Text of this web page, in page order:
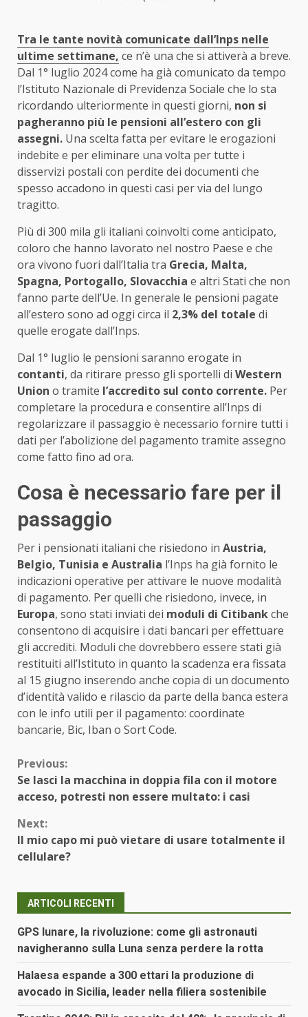
Tra le tante novità comunicate dall’Inps nelle
ultime settimane, ce n’è una che si attiverà a breve.
Dal 1° luglio 2024 come ha già comunicato da tempo
l’Istituto Nazionale di Previdenza Sociale che lo sta
ricordando ulteriormente in questi giorni, non si
pagheranno più le pensioni all’estero con gli
assegni. Una scelta fatta per evitare le erogazioni
indebite e per eliminare una volta per tutte i
disservizi postali con perdite dei documenti che
spesso accadono in questi casi per via del lungo
tragitto.
Più di 300 mila gli italiani coinvolti come anticipato,
coloro che hanno lavorato nel nostro Paese e che
ora vivono fuori dall’Italia tra Grecia, Malta,
Spagna, Portogallo, Slovacchia e altri Stati che non
fanno parte dell’Ue. In generale le pensioni pagate
all’estero sono ad oggi circa il 2,3% del totale di
quelle erogate dall’Inps.
Dal 1° luglio le pensioni saranno erogate in
contanti, da ritirare presso gli sportelli di Western
Union o tramite l’accredito sul conto corrente. Per
completare la procedura e consentire all’Inps di
regolarizzare il passaggio è necessario fornire tutti i
dati per l’abolizione del pagamento tramite assegno
come fatto fino ad ora.
Cosa è necessario fare per il
passaggio
Per i pensionati italiani che risiedono in Austria,
Belgio, Tunisia e Australia l’Inps ha già fornito le
indicazioni operative per attivare le nuove modalità
di pagamento. Per quelli che risiedono, invece, in
Europa, sono stati inviati dei moduli di Citibankche
consentono di acquisire i dati bancari per effettuare
gli accrediti. Moduli che dovrebbero essere stati già
restituiti all’Istituto in quanto la scadenza era fissata
al 15 giugno inserendo anche copia di un documento
d’identità valido e rilascio da parte della banca estera
con le info utili per il pagamento: coordinate
bancarie, Bic, Iban o Sort Code.
Continue
Reading
Previous:
Se lasci la macchina in doppia fila con il motore
acceso, potresti non essere multato: i casi
Next:
Il mio capo mi può vietare di usare totalmente il
cellulare?
ARTICOLI RECENTI
GPS lunare, la rivoluzione: come gli astronauti
navigheranno sulla Luna senza perdere la rotta
Halaesa espande a 300 ettari la produzione di
avocado in Sicilia, leader nella filiera sostenibile